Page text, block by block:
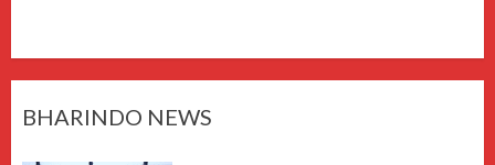
BHARINDO NEWS